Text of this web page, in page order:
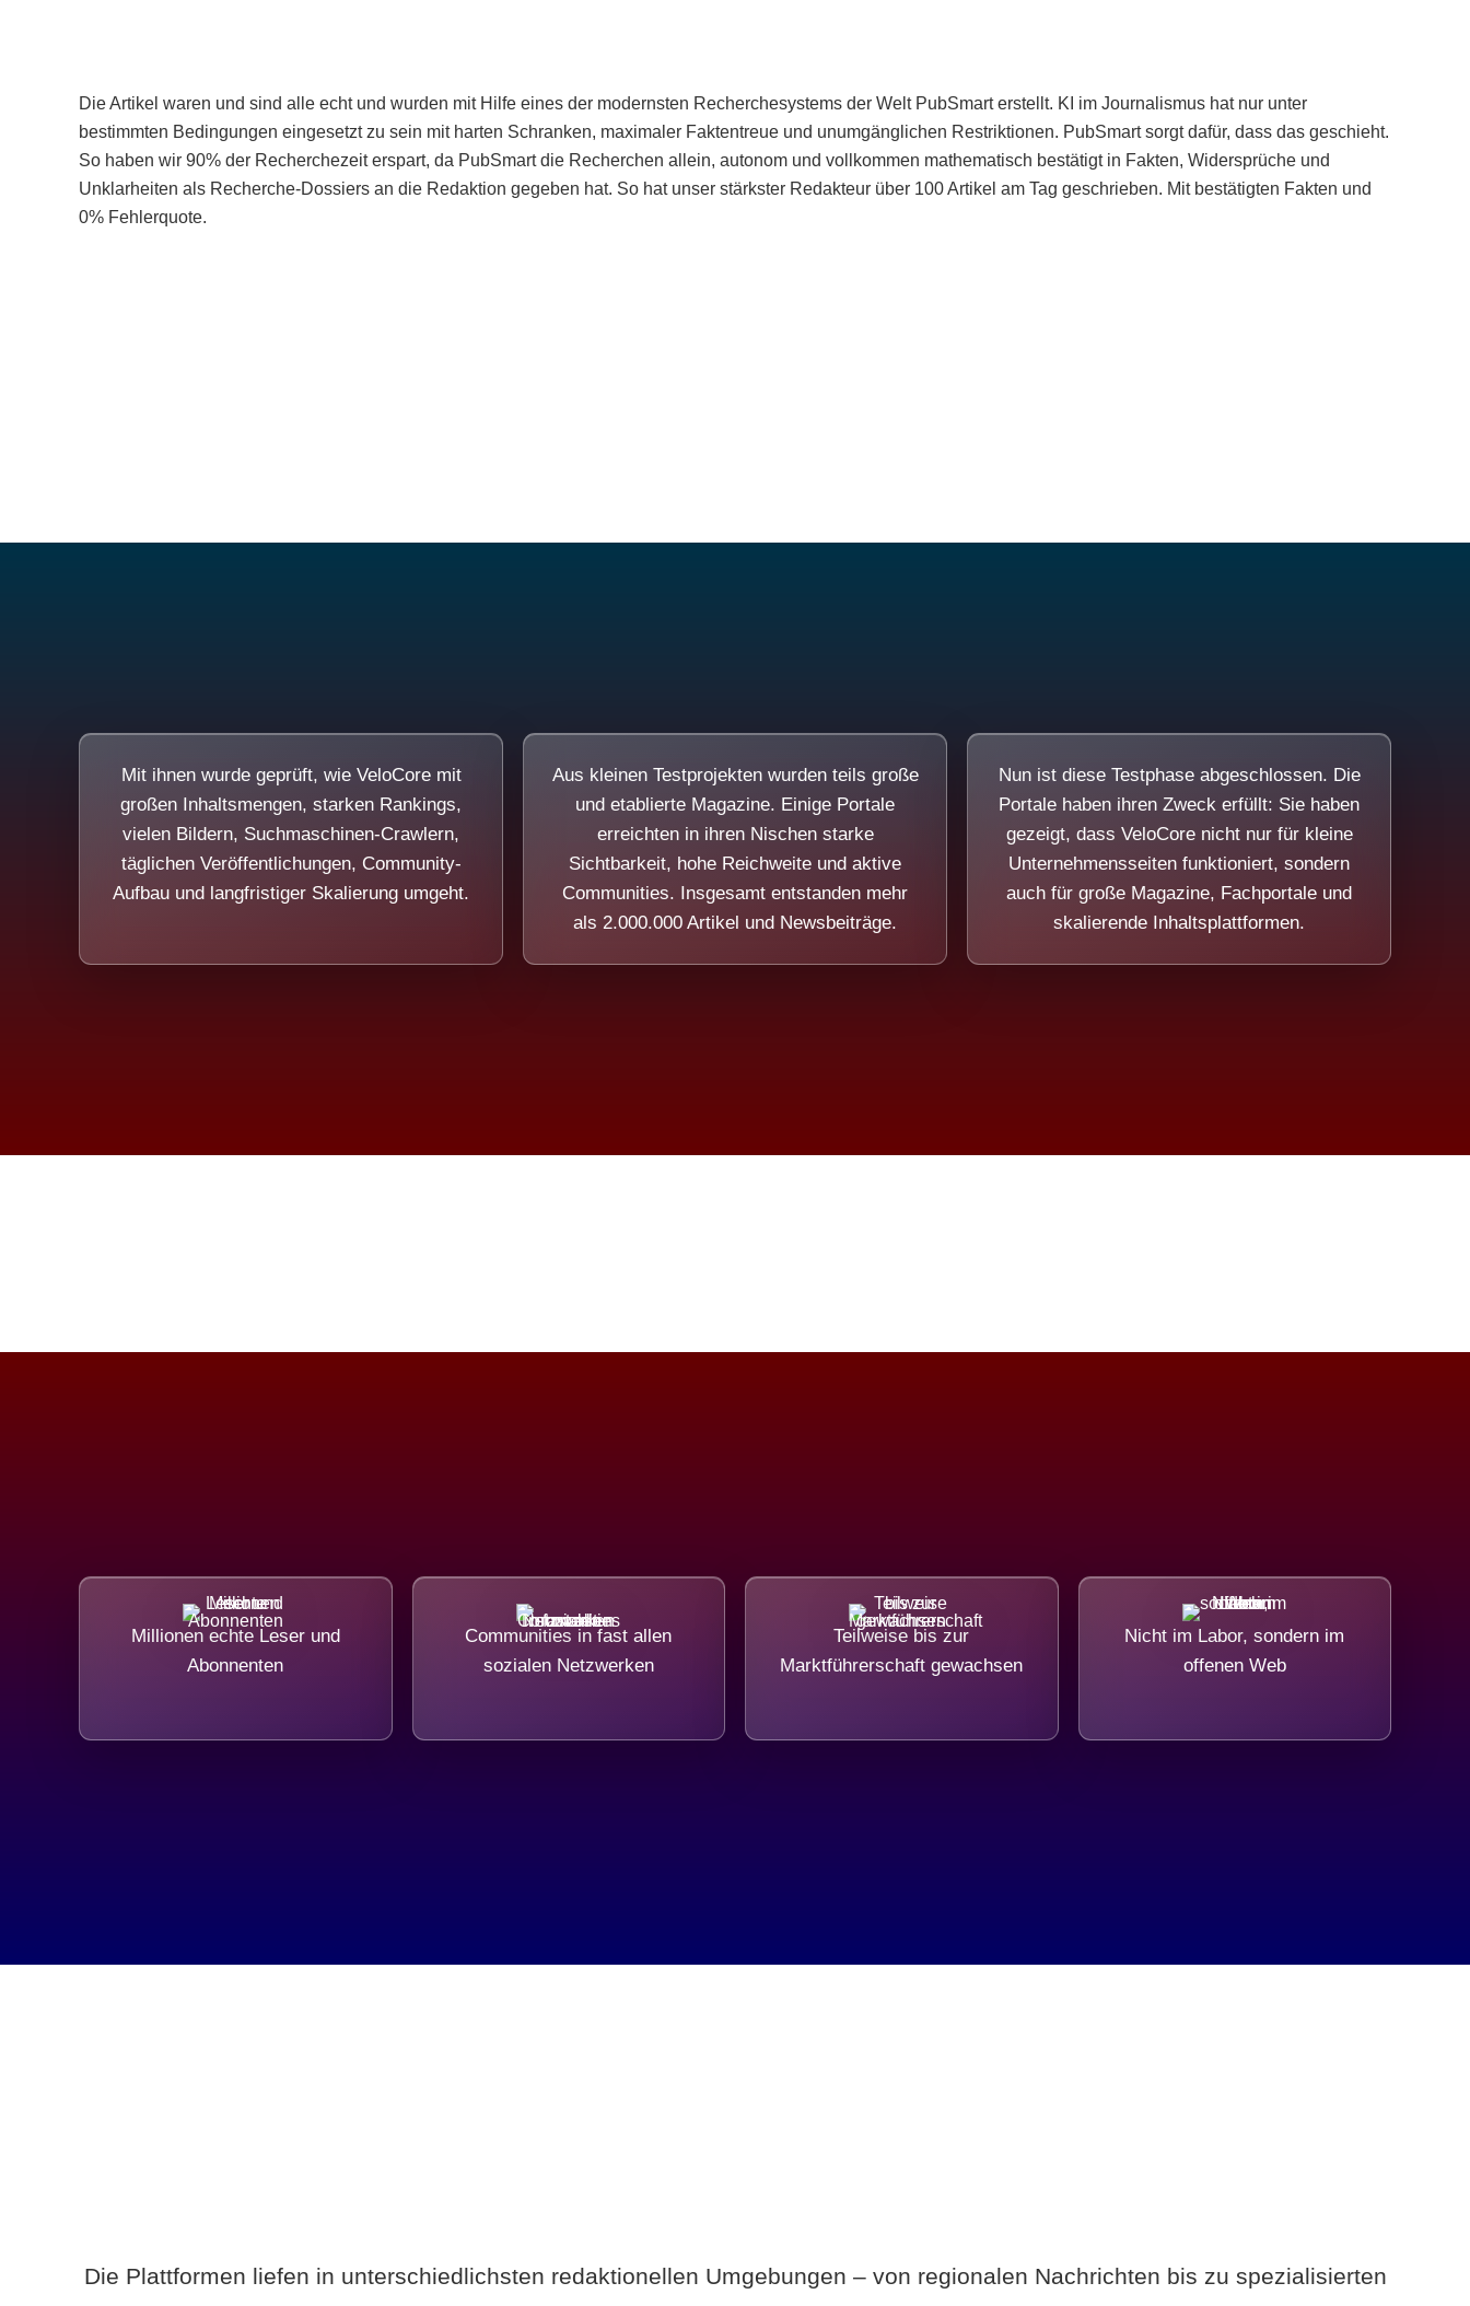
Die Artikel waren und sind alle echt und wurden mit Hilfe eines der modernsten Recherchesystems der Welt PubSmart erstellt. KI im Journalismus hat nur unter
bestimmten Bedingungen eingesetzt zu sein mit harten Schranken, maximaler Faktentreue und unumgänglichen Restriktionen. PubSmart sorgt dafür, dass das geschieht.
So haben wir 90% der Recherchezeit erspart, da PubSmart die Recherchen allein, autonom und vollkommen mathematisch bestätigt in Fakten, Widersprüche und
Unklarheiten als Recherche-Dossiers an die Redaktion gegeben hat. So hat unser stärkster Redakteur über 100 Artikel am Tag geschrieben. Mit bestätigten Fakten und
0% Fehlerquote.
Mit ihnen wurde geprüft, wie VeloCore mit
großen Inhaltsmengen, starken Rankings,
vielen Bildern, Suchmaschinen-Crawlern,
täglichen Veröffentlichungen, Community-
Aufbau und langfristiger Skalierung umgeht.
Aus kleinen Testprojekten wurden teils große
und etablierte Magazine. Einige Portale
erreichten in ihren Nischen starke
Sichtbarkeit, hohe Reichweite und aktive
Communities. Insgesamt entstanden mehr
als 2.000.000 Artikel und Newsbeiträge.
Nun ist diese Testphase abgeschlossen. Die
Portale haben ihren Zweck erfüllt: Sie haben
gezeigt, dass VeloCore nicht nur für kleine
Unternehmensseiten funktioniert, sondern
auch für große Magazine, Fachportale und
skalierende Inhaltsplattformen.
Millionen echte Leser und
Abonnenten
Communities in fast allen
sozialen Netzwerken
Teilweise bis zur
Marktführerschaft gewachsen
Nicht im Labor, sondern im
offenen Web
Die Plattformen liefen in unterschiedlichsten redaktionellen Umgebungen – von regionalen Nachrichten bis zu spezialisierten